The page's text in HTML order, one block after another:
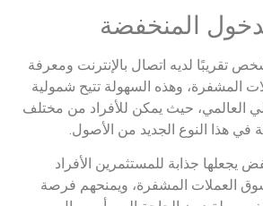
تقريبًا لديه اتصال بالإنترنت ومعرفة
المشفرة، وهذه السهولة تتيح شمولية
العالمي، حيث يمكن للأفراد من مختلف
في هذا النوع الجديد من الأصول.
يجعلها جذابة للمستثمرين الأفراد
العملات المشفرة، ويمنحهم فرصة